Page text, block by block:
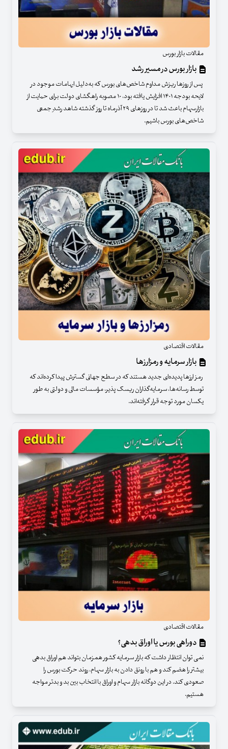
مقالات بازار بورس
بازار بورس در مسیر رشد
پس از روزها ریزش مداوم شاخص‌های بورس که به‌دلیل ابهامات موجود در
لایحه بودجه ۱۴۰۱ افزایش یافته بود، ۱۰ مصوبه راهگشای دولت برای حمایت از
بازارسهام باعث شد تا در روزهای ۲۹ آذرماه تا روز گذشته شاهد رشد ِجمعی
شاخص‌های بورس باشیم.
مقالات اقتصادی
بازار سرمایه و رمزارزها
رمز ارزها پدیده‌ای جدید هستند که در سطح جهانی گسترش پیدا کرده‌اند که
توسط رسانه‌ها، سرمایه‌گذاران ریسک پذیر، مؤسسات مالی و دولتی به طور
یکسان مورد توجه قرار گرفته‌اند.
مقالات اقتصادی
دوراهی بورس یا اوراق بدهی؟
نمی توان انتظار داشت که بازار سرمایه کشور همزمان بتواند هم اوراق بدهی
بیشتر را هضم کند و هم با رونق دادن به بازار سهام، روند حرکت بورس را
صعودی کند. در این دوگانه بازار سهام و اوراق با انتخاب بین بد و بدتر مواجه
هستیم.